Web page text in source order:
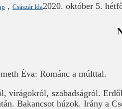
, Császár Ida2020. október 5.
Éva: Románc a múlttal.
virágokról, szabadságról.
Bakancsot húzok. Irány a